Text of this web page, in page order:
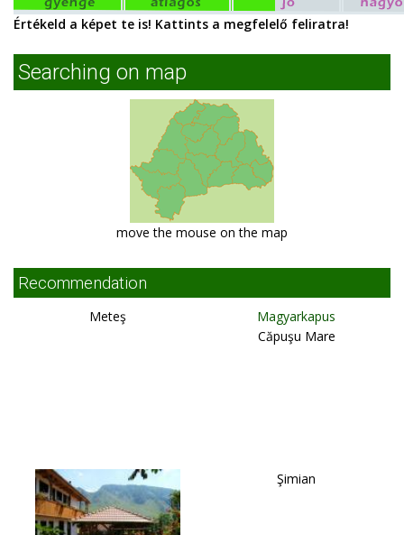
Értékeld a képet te is! Kattints a megfelelő feliratra!
Searching on map
move the mouse on the map
Recommendation
Meteş
Magyarkapus
Căpuşu Mare
Şimian